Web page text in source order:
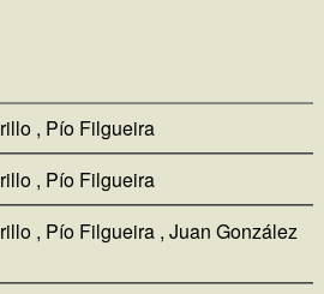
Pío Filgueira
Pío Filgueira
Pío Filgueira Juan González